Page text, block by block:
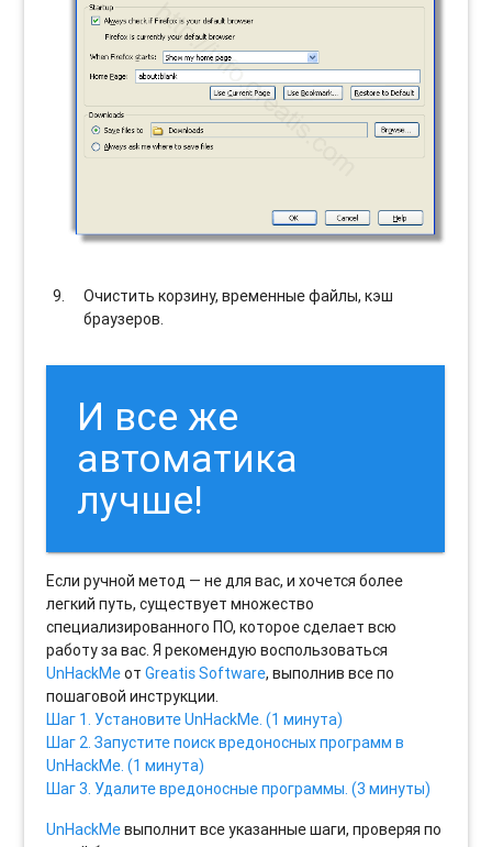
Очистить корзину, временные файлы, кэш
браузеров.
И все же
автоматика
лучше!
Если ручной метод — не для вас, и хочется более
легкий путь, существует множество
специализированного ПО, которое сделает всю
работу за вас. Я рекомендую воспользоваться
UnHackMeотGreatis Software, выполнив все по
пошаговой инструкции.
Шаг 1. Установите UnHackMe. (1 минута)
Шаг 2. Запустите поиск вредоносных программ в
UnHackMe. (1 минута)
Шаг 3. Удалите вредоносные программы. (3 минуты)
UnHackMeвыполнит все указанные шаги, проверяя по